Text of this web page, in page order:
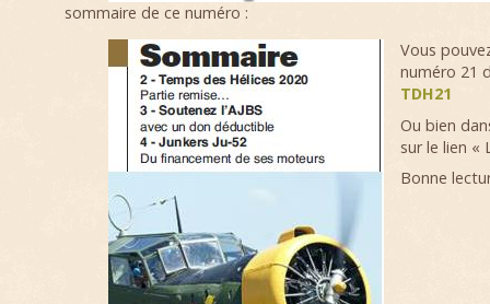
sommaire de ce numéro :
Vous
numéro 21
TDH21
Ou bien
sur le lien «
Bonne